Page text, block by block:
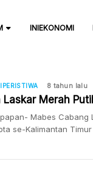
INIEKONOMI
8 tahun lalu
Laskar Merah
Mabes Cabang
se-Kalimantan